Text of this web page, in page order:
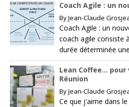
Coach Agile : un
ByJean-Claude
Coach Agile : un
coach agile consiste
durée déterminée
Lean Coffee…
Réunion
ByJean-Claude
Ce que j'aime dans